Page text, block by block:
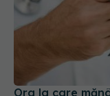
Ora la care
după vârsta de
09 aug 2026, 14:00